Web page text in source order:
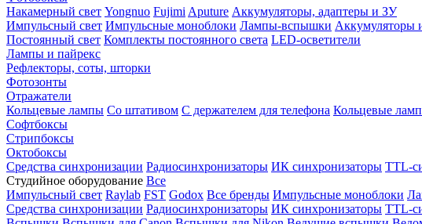
Накамерный свет Yongnuo Fujimi Aputure Аккумуляторы, адаптеры и ЗУ
Импульсный свет Импульсные моноблоки Лампы-вспышки Аккумуляторы
Постоянный свет Комплекты постоянного света LED-осветители
Лампы и пайрекс
Рефлекторы, соты, шторки
Фотозонты
Отражатели
Кольцевые лампы Со штативом С держателем для телефона Кольцевые
Софтбоксы
Стрипбоксы
Октобоксы
Средства синхронизации Радиосинхронизаторы ИК синхронизаторы TTL-
Студийное оборудование Все
Импульсный свет Raylab FST Godox Все бренды Импульсные моноблоки
Средства синхронизации Радиосинхронизаторы ИК синхронизаторы TTL-